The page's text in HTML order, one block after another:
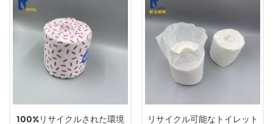
100%リサイクルされた環境
リサイクル可能なトイレット